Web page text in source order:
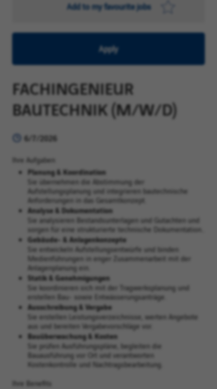
Add to my favourite jobs
Apply
FACHINGENIEUR
BAUTECHNIK (M/W/D)
6/7/2026
Ihre Aufgaben
Planung & Koordination
Sie übernehmen die Abstimmung der
Aufstellungsplanung und integrieren bautechnische
Anforderungen in das Gesamtkonzept.
Analyse & Dokumentation
Sie analysieren Bestandsunterlagen und Gutachten und
sorgen für eine strukturierte technische Dokumentation..
Gebäude- & Anlagenkonzepte
Sie entwickeln Aufstellungsentwürfe und binden
Medienführungen in enger Zusammenarbeit mit der
Anlagenplanung ein.
Statik & Genehmigungen
Sie koordinieren sich mit der Tragwerksplanung und
erstellen Bau- sowie Entwässerungsanträge.
Ausschreibung & Vergabe
Sie erstellen Leistungsverzeichnisse, werten Angebote
aus und bereiten Vergabevorschläge vor.
Bauüberwachung & Kosten
Sie prüfen Ausführungspläne, begleiten die
Bauausführung vor Ort und verantworten
Kostenkontrolle und Nachtragsbearbeitung.
Ihre Benefits